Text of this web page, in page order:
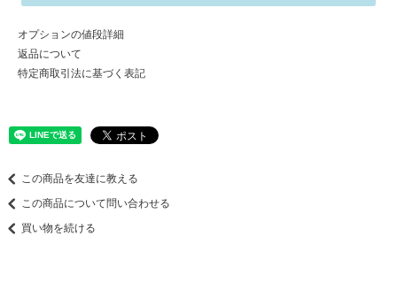
オプションの値段詳細
返品について
特定商取引法に基づく表記
この商品を友達に教える
この商品について問い合わせる
買い物を続ける